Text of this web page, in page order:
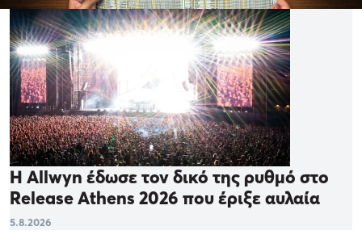
Η Allwyn έδωσε τον δικό της ρυθμό στο
Release Athens 2026 που έριξε αυλαία
5.8.2026